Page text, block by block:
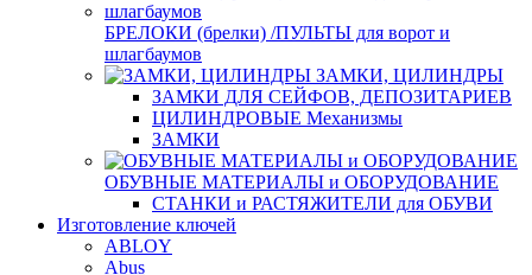
БРЕЛОКИ (брелки) /ПУЛЬТЫ для ворот и
шлагбаумов
ЗАМКИ, ЦИЛИНДРЫ
ЗАМКИ ДЛЯ СЕЙФОВ, ДЕПОЗИТАРИЕВ
ЦИЛИНДРОВЫЕ Механизмы
ЗАМКИ
ОБУВНЫЕ МАТЕРИАЛЫ и ОБОРУДОВАНИЕ
СТАНКИ и РАСТЯЖИТЕЛИ для ОБУВИ
Изготовление ключей
ABLOY
Abus